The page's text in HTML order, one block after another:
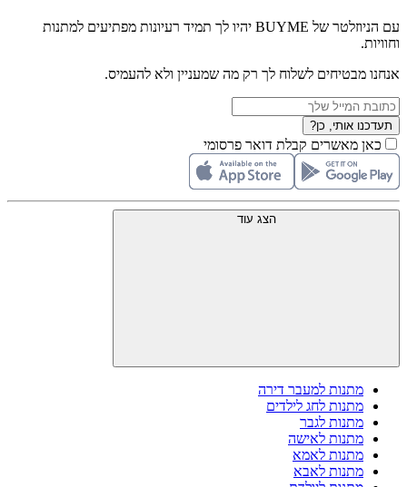
עם הניוזלטר של BUYME יהיו לך תמיד רעיונות מפתיעים למתנות
וחוויות.
אנחנו מבטיחים לשלוח לך רק מה שמעניין ולא להעמיס.
תעדכנו אותי, כן?
כאן מאשרים קבלת דואר פרסומי
הצג עוד
מתנות למעבר דירה
מתנות לחג לילדים
מתנות לגבר
מתנות לאישה
מתנות לאמא
מתנות לאבא